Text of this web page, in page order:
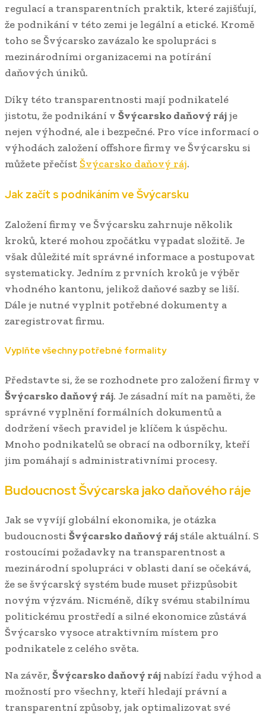
regulací a transparentních praktik, které zajišťují,
že podnikání v této zemi je legální a etické. Kromě
toho se Švýcarsko zavázalo ke spolupráci s
mezinárodními organizacemi na potírání
daňových úniků.
Díky této transparentnosti mají podnikatelé
jistotu, že podnikání v Švýcarsko daňový rájje
nejen výhodné, ale i bezpečné. Pro více informací o
výhodách založení offshore firmy ve Švýcarsku si
můžete přečístŠvýcarsko daňový ráj.
Jak začít s podnikáním ve Švýcarsku
Založení firmy ve Švýcarsku zahrnuje několik
kroků, které mohou zpočátku vypadat složitě. Je
však důležité mít správné informace a postupovat
systematicky. Jedním z prvních kroků je výběr
vhodného kantonu, jelikož daňové sazby se liší.
Dále je nutné vyplnit potřebné dokumenty a
zaregistrovat firmu.
Vyplňte všechny potřebné formality
Představte si, že se rozhodnete pro založení firmy v
Švýcarsko daňový ráj. Je zásadní mít na paměti, že
správné vyplnění formálních dokumentů a
dodržení všech pravidel je klíčem k úspěchu.
Mnoho podnikatelů se obrací na odborníky, kteří
jim pomáhají s administrativními procesy.
Budoucnost Švýcarska jako daňového ráje
Jak se vyvíjí globální ekonomika, je otázka
budoucnosti Švýcarsko daňový ráj stále aktuální. S
rostoucími požadavky na transparentnost a
mezinárodní spolupráci v oblasti daní se očekává,
že se švýcarský systém bude muset přizpůsobit
novým výzvám. Nicméně, díky svému stabilnímu
politickému prostředí a silné ekonomice zůstává
Švýcarsko vysoce atraktivním místem pro
podnikatele z celého světa.
Na závěr, Švýcarsko daňový ráj nabízí řadu výhod a
možností pro všechny, kteří hledají právní a
transparentní způsoby, jak optimalizovat své